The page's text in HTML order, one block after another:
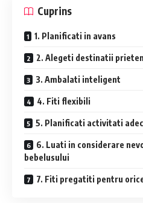
Cuprins
1. Planificati in avans
2. Alegeti destinatii
3. Ambalati inteligent
4. Fiti flexibili
5. Planificati activitati
6. Luati in considerare
bebelusului
7. Fiti pregatiti pentru